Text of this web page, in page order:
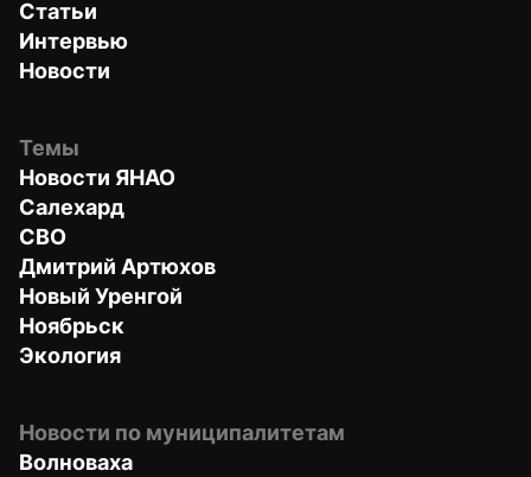
Статьи
Интервью
Новости
Темы
Новости ЯНАО
Салехард
СВО
Дмитрий Артюхов
Новый Уренгой
Ноябрьск
Экология
Новости по муниципалитетам
Волноваха